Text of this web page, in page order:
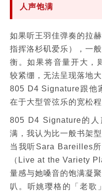
人声饱满
如果听王羽佳弹奏的拉
指挥洛杉矶爱乐），一
衡。如果将音量开大，
较紧绷，无法呈现落地
805 D4 Signature跟他
在于大型管弦乐的宽松程
805 D4 Signature的
满，我认为比一般书架
当我听Sara Bareilles
（Live at the Variety
量感与她嗓音的饱满凝
叭。听姚璎格的「老歌